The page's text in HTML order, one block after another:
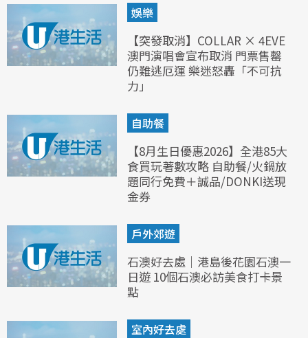
娛樂
【突發取消】COLLAR × 4EVE
澳門演唱會宣布取消 門票售罄
仍難逃厄運 樂迷怒轟「不可抗
力」
自助餐
【8月生日優惠2026】全港85大
食買玩著數攻略 自助餐/火鍋放
題同行免費＋誠品/DONKI送現
金券
戶外郊遊
石澳好去處｜港島後花園石澳一
日遊 10個石澳必訪美食打卡景
點
室內好去處